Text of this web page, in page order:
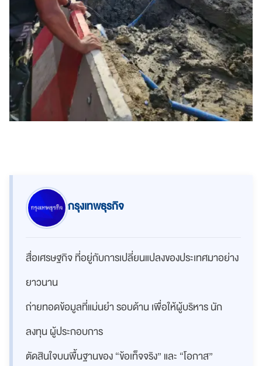
กรุงเทพธุรกิจ
สื่อเศรษฐกิจ ที่อยู่กับการเปลี่ยนแปลงของประเทศมาอย่าง
ยาวนาน
ถ่ายทอดข้อมูลที่แม่นยำ รอบด้าน เพื่อให้ผู้บริหาร นัก
ลงทุน ผู้ประกอบการ
ตัดสินใจบนพื้นฐานของ “ข้อเท็จจริง” และ “โอกาส”